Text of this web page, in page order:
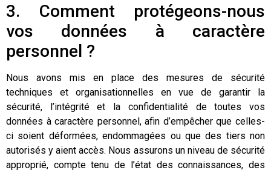
3. Comment protégeons-nous
vos données à caractère
personnel ?
Nous avons mis en place des mesures de sécurité
techniques et organisationnelles en vue de garantir la
sécurité, l’intégrité et la confidentialité de toutes vos
données à caractère personnel, afin d’empêcher que celles-
ci soient déformées, endommagées ou que des tiers non
autorisés y aient accès. Nous assurons un niveau de sécurité
approprié, compte tenu de l’état des connaissances, des